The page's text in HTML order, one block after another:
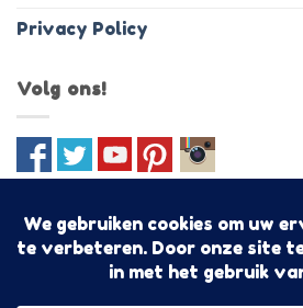
Privacy Policy
Volg ons!
MasterCard